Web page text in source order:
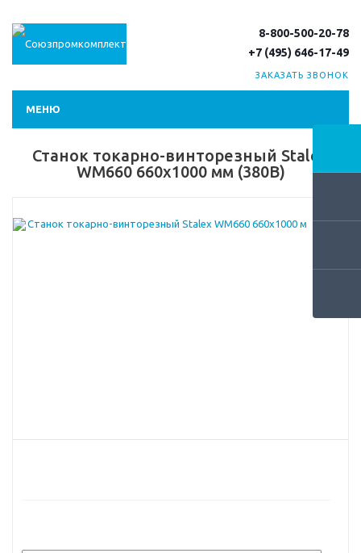
8-800-500-20-78
+7 (495) 646-17-49
ЗАКАЗАТЬ ЗВОНОК
МЕНЮ
Станок токарно-винторезный Stalex
WM660 660х1000 мм (380В)